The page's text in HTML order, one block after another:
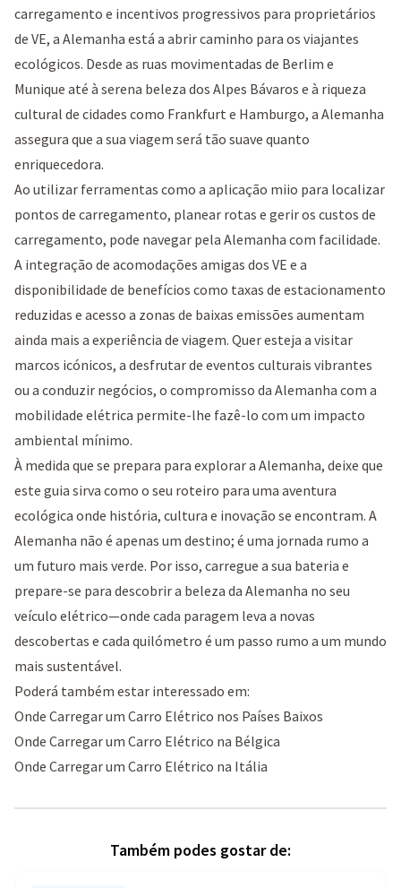
carregamento e incentivos progressivos para proprietários
de VE, a Alemanha está a abrir caminho para os viajantes
ecológicos. Desde as ruas movimentadas de Berlim e
Munique até à serena beleza dos Alpes Bávaros e à riqueza
cultural de cidades como Frankfurt e Hamburgo, a Alemanha
assegura que a sua viagem será tão suave quanto
enriquecedora.
Ao utilizar ferramentas como a aplicação miio para localizar
pontos de carregamento, planear rotas e gerir os custos de
carregamento, pode navegar pela Alemanha com facilidade.
A integração de acomodações amigas dos VE e a
disponibilidade de benefícios como taxas de estacionamento
reduzidas e acesso a zonas de baixas emissões aumentam
ainda mais a experiência de viagem. Quer esteja a visitar
marcos icónicos, a desfrutar de eventos culturais vibrantes
ou a conduzir negócios, o compromisso da Alemanha com a
mobilidade elétrica permite-lhe fazê-lo com um impacto
ambiental mínimo.
À medida que se prepara para explorar a Alemanha, deixe que
este guia sirva como o seu roteiro para uma aventura
ecológica onde história, cultura e inovação se encontram. A
Alemanha não é apenas um destino; é uma jornada rumo a
um futuro mais verde. Por isso, carregue a sua bateria e
prepare-se para descobrir a beleza da Alemanha no seu
veículo elétrico—onde cada paragem leva a novas
descobertas e cada quilómetro é um passo rumo a um mundo
mais sustentável.
Poderá também estar interessado em:
Onde Carregar um Carro Elétrico nos Países Baixos
Onde Carregar um Carro Elétrico na Bélgica
Onde Carregar um Carro Elétrico na Itália
Também podes gostar de: